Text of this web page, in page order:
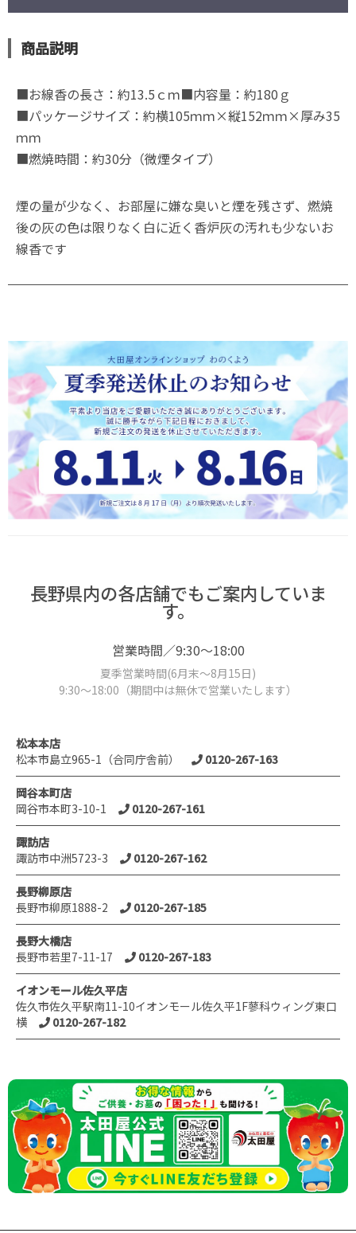
商品説明
■お線香の長さ：約13.5ｃｍ■内容量：約180ｇ
■パッケージサイズ：約横105ｍｍ×縦152ｍｍ×厚み35
ｍｍ
■燃焼時間：約30分（微煙タイプ）
煙の量が少なく、お部屋に嫌な臭いと煙を残さず、燃焼
後の灰の色は限りなく白に近く香炉灰の汚れも少ないお
線香です
長野県内の各店舗でもご案内していま
す。
営業時間／9:30～18:00
夏季営業時間(6月末～8月15日)
9:30～18:00（期間中は無休で営業いたします）
松本本店
松本市島立965-1（合同庁舎前）
0120-267-163
岡谷本町店
岡谷市本町3-10-1
0120-267-161
諏訪店
諏訪市中洲5723-3
0120-267-162
長野柳原店
長野市柳原1888-2
0120-267-185
長野大橋店
長野市若里7-11-17
0120-267-183
イオンモール佐久平店
佐久市佐久平駅南11-10イオンモール佐久平1F蓼科ウィング東口
横
0120-267-182